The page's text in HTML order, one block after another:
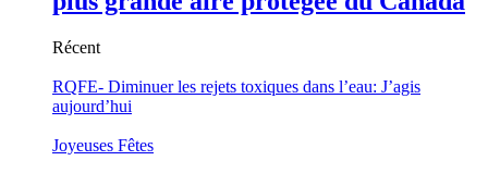
Récent
RQFE- Diminuer les rejets toxiques dans l’eau: J’agis
aujourd’hui
Joyeuses Fêtes